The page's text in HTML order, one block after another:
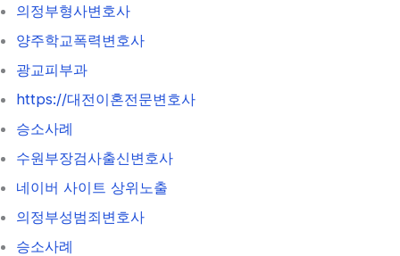
의정부형사변호사
양주학교폭력변호사
광교피부과
https://대전이혼전문변호사
승소사례
수원부장검사출신변호사
네이버 사이트 상위노출
의정부성범죄변호사
승소사례